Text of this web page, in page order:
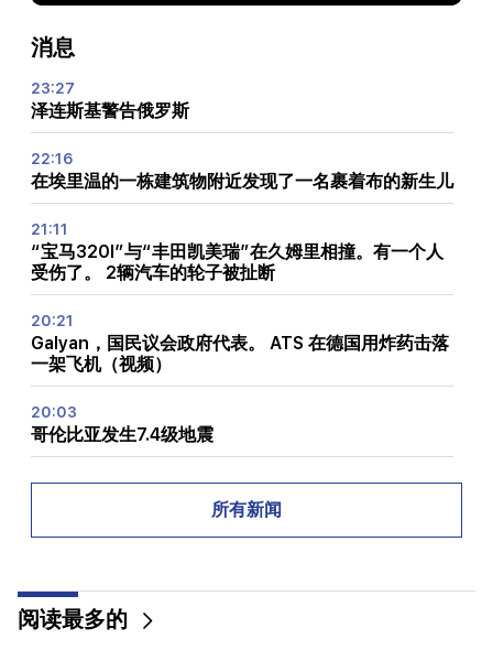
消息
23:27
泽连斯基警告俄罗斯
22:16
在埃里温的一栋建筑物附近发现了一名裹着布的新生儿
21:11
“宝马320I”与“丰田凯美瑞”在久姆里相撞。有一个人
受伤了。 2辆汽车的轮子被扯断
20:21
Galyan，国民议会政府代表。 ATS 在德国用炸药击落
一架飞机（视频）
20:03
哥伦比亚发生7.4级地震
19:45
普罗相在燃烧什么？内政部已详细说明
斗殴是如何开始的（视频）
所有新闻
阅读最多的